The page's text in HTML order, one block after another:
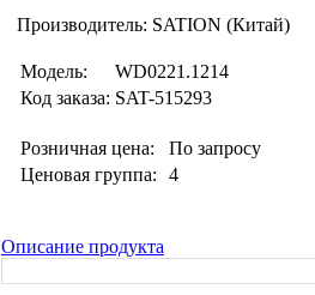
Производитель: SATION (Китай)
Модель:
WD0221.1214
Код заказа: SAT-515293
Розничная цена:
По запросу
Ценовая группа:
4
Описание продукта